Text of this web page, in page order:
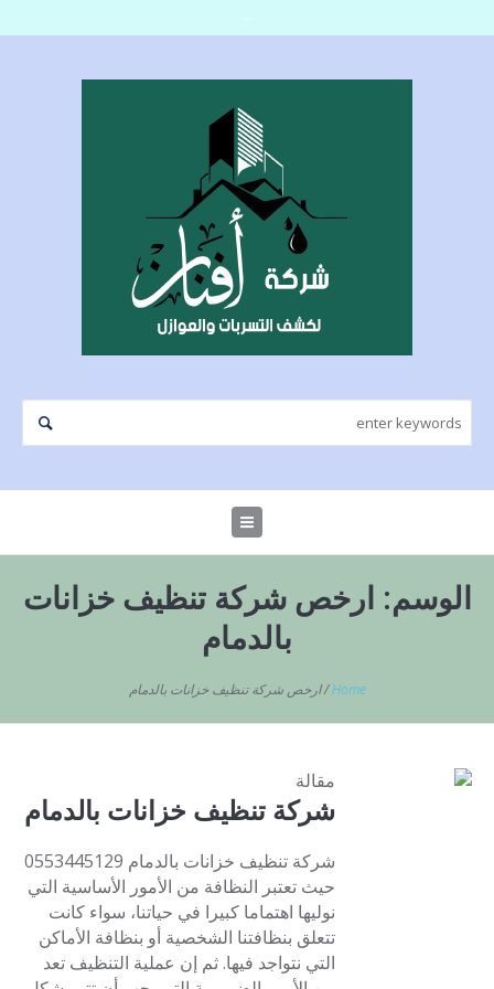
الوسم: ارخص شركة تنظيف خزانات
بالدمام
Home
/ارخص شركة تنظيف خزانات بالدمام
مقالة
شركة تنظيف خزانات بالدمام
شركة تنظيف خزانات بالدمام 0553445129
حيث تعتبر النظافة من الأمور الأساسية التي
نوليها اهتماما كبيرا في حياتنا، سواء كانت
تتعلق بنظافتنا الشخصية أو بنظافة الأماكن
التي نتواجد فيها. ثم إن عملية التنظيف تعد